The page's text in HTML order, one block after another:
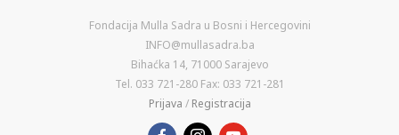
Fondacija Mulla Sadra u Bosni i Hercegovini
INFO@mullasadra.ba
Bihaćka 14, 71000 Sarajevo
Tel. 033 721-280 Fax: 033 721-281
Prijava / Registracija